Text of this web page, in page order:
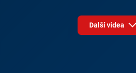
Další videa